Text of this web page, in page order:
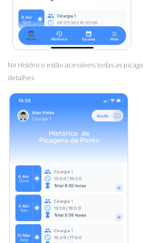
No Histórico estão acessíveis todas as
detalhes